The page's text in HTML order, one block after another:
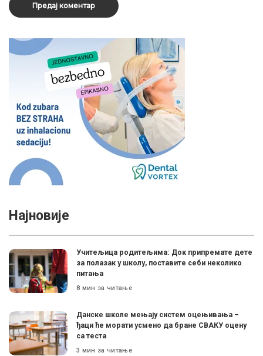
Најновије
Учитељица родитељима: Док припремате дете
за полазак у школу, поставите себи неколико
питања
8 мин за читање
Данске школе мењају систем оцењивања –
ђаци ће морати усмено да бране СВАКУ оцену
са теста
3 мин за читање